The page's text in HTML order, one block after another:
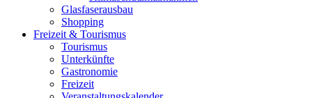
Glasfaserausbau
Shopping
Freizeit & Tourismus
Tourismus
Unterkünfte
Gastronomie
Freizeit